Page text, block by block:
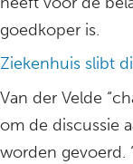
goedkoper is.
Ziekenhuis slibt
Van der Velde
om de discussie
worden gevoerd.